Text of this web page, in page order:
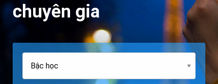
chuyên gia